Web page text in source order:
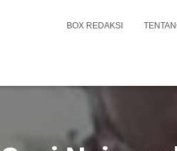
BOX REDAKSI